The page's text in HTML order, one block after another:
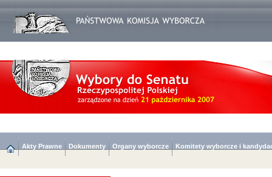
Akty Prawne Dokumenty Organy wyborcze Komitety wyborcze i